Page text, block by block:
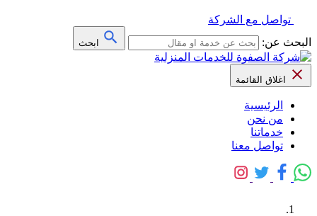
تواصل مع الشركة
البحث عن:
ابحث
اغلاق القائمة
الرئيسية
من نحن
خدماتنا
تواصل معنا